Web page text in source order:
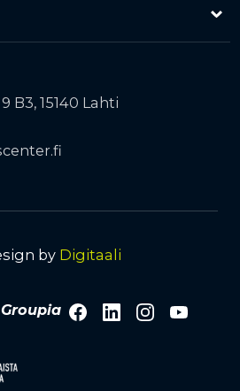
B3, 15140 Lahti
by Digitaali
Facebook
LinkedIn